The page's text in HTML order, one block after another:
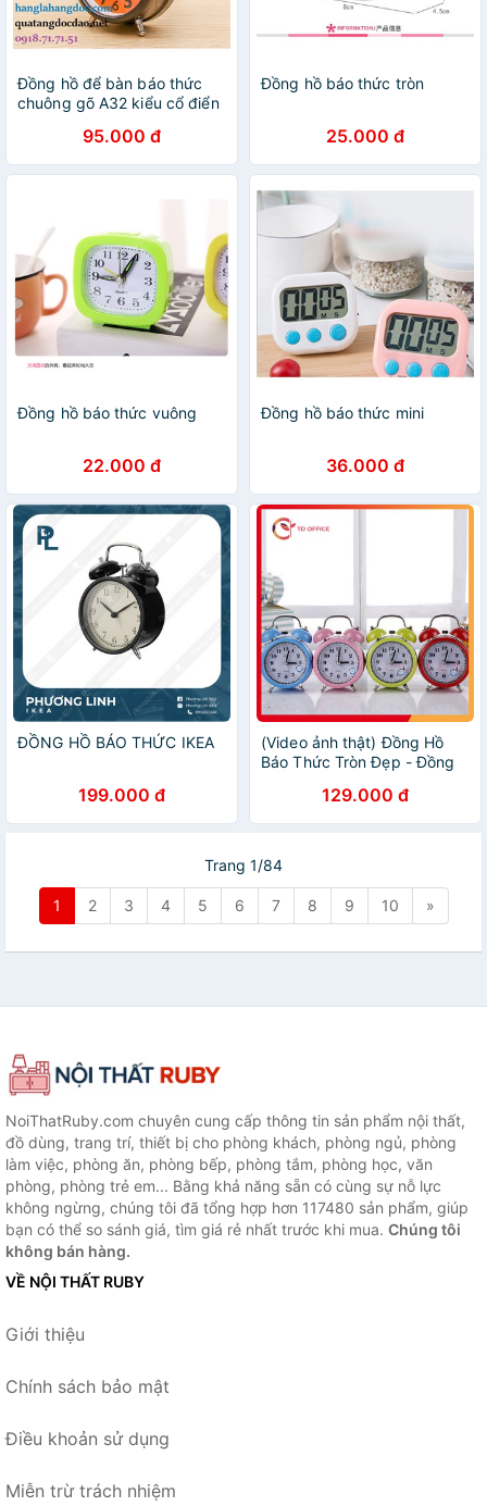
Đồng hồ để bàn báo thức
chuông gõ A32 kiểu cổ điển
95.000 đ
Đồng hồ báo thức tròn
25.000 đ
Đồng hồ báo thức vuông
22.000 đ
Đồng hồ báo thức mini
36.000 đ
ĐỒNG HỒ BÁO THỨC IKEA
199.000 đ
(Video ảnh thật) Đồng Hồ
Báo Thức Tròn Đẹp - Đồng
129.000 đ
Trang 1/84
1 2 3 4 5 6 7 8 9 10 »
NoiThatRuby.com chuyên cung cấp thông tin sản phẩm nội thất,
đồ dùng, trang trí, thiết bị cho phòng khách, phòng ngủ, phòng
làm việc, phòng ăn, phòng bếp, phòng tắm, phòng học, văn
phòng, phòng trẻ em... Bằng khả năng sẵn có cùng sự nỗ lực
không ngừng, chúng tôi đã tổng hợp hơn 117480 sản phẩm, giúp
bạn có thể so sánh giá, tìm giá rẻ nhất trước khi mua. Chúng tôi
không bán hàng.
VỀ NỘI THẤT RUBY
Giới thiệu
Chính sách bảo mật
Điều khoản sử dụng
Miễn trừ trách nhiệm